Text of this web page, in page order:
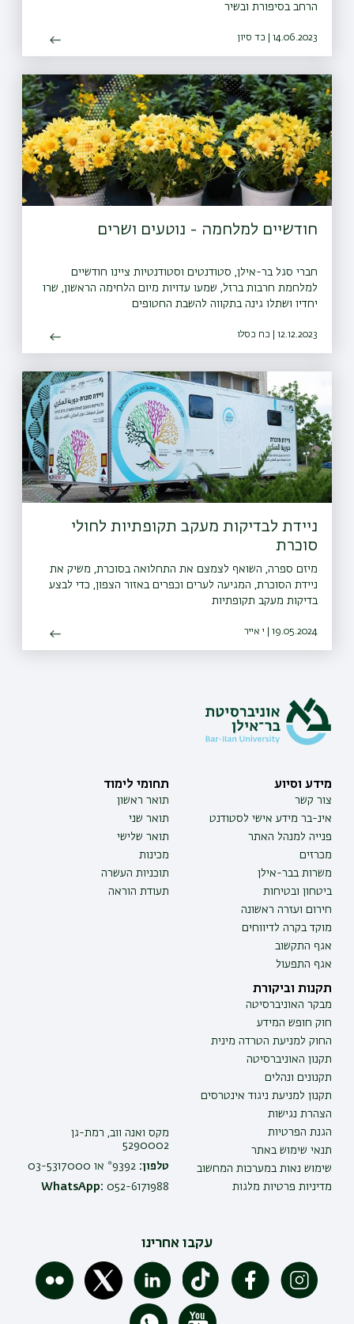
הרחב בסיפורת ובשיר
14.06.2023 | כד סיון
חודשיים למלחמה - נוטעים ושרים
חברי סגל בר-אילן, סטודנטים וסטודנטיות ציינו חודשיים
למלחמת חרבות ברזל, שמעו עדויות מיום הלחימה הראשון, שרו
יחדיו ושתלו גינה בתקווה להשבת החטופים
12.12.2023 | כח כסלו
ניידת לבדיקות מעקב תקופתיות לחולי
סוכרת
מיזם ספרה, השואף לצמצם את התחלואה בסוכרת, משיק את
ניידת הסוכרת, המגיעה לערים וכפרים באזור הצפון, כדי לבצע
בדיקות מעקב תקופתיות
19.05.2024 | י אייר
מידע וסיוע
צור קשר
אינ-בר מידע אישי לסטודנט
פנייה למנהל האתר
מכרזים
משרות בבר-אילן
ביטחון ובטיחות
חירום ועזרה ראשונה
מוקד בקרה לדיווחים
אגף התקשוב
אגף התפעול
תחומי לימוד
תואר ראשון
תואר שני
תואר שלישי
מכינות
תוכניות העשרה
תעודת הוראה
תקנות וביקורת
מבקר האוניברסיטה
חוק חופש המידע
החוק למניעת הטרדה מינית
תקנון האוניברסיטה
תקנונים ונהלים
תקנון למניעת ניגוד אינטרסים
הצהרת נגישות
הגנת הפרטיות
תנאי שימוש באתר
שימוש נאות במערכות המחשוב
מדיניות פרטיות מלגות
מקס ואנה ווב, רמת-גן
5290002
טלפון:
WhatsApp: 052-6171988
עקבו אחרינו